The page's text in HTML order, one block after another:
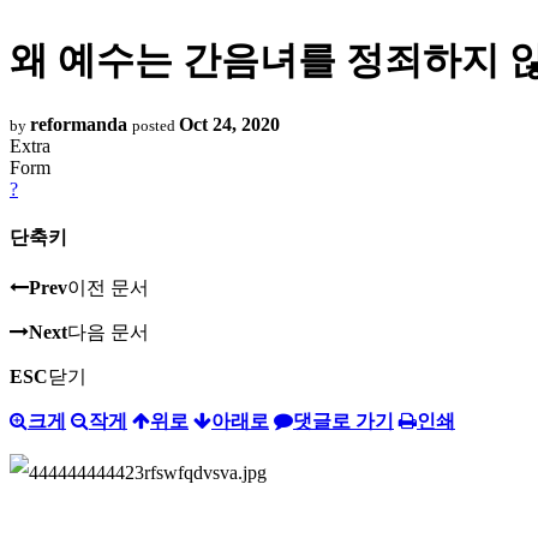
왜 예수는 간음녀를 정죄하지
by reformanda posted Oct 24, 2020
Extra
Form
?
단축키
Prev이전 문서
Next다음 문서
ESC닫기
크게 작게 위로 아래로 댓글로 가기 인쇄